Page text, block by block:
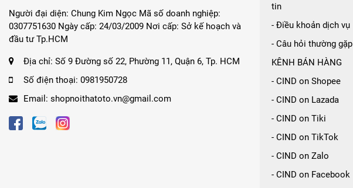
Người đại diện: Chung Kim Ngọc Mã số doanh nghiệp:
0307751630 Ngày cấp: 24/03/2009 Nơi cấp: Sở kế hoạch và
đầu tư Tp.HCM
Địa chỉ: Số 9 Đường số 22, Phường 11, Quận 6, Tp. HCM
Số điện thoại: 0981950728
Email: shopnoithatoto.vn@gmail.com
tin
- Điều khoản dịch vụ
- Câu hỏi thường gặp
KÊNH BÁN HÀNG
- CIND on Shopee
- CIND on Lazada
- CIND on Tiki
- CIND on TikTok
- CIND on Zalo
- CIND on Facebook